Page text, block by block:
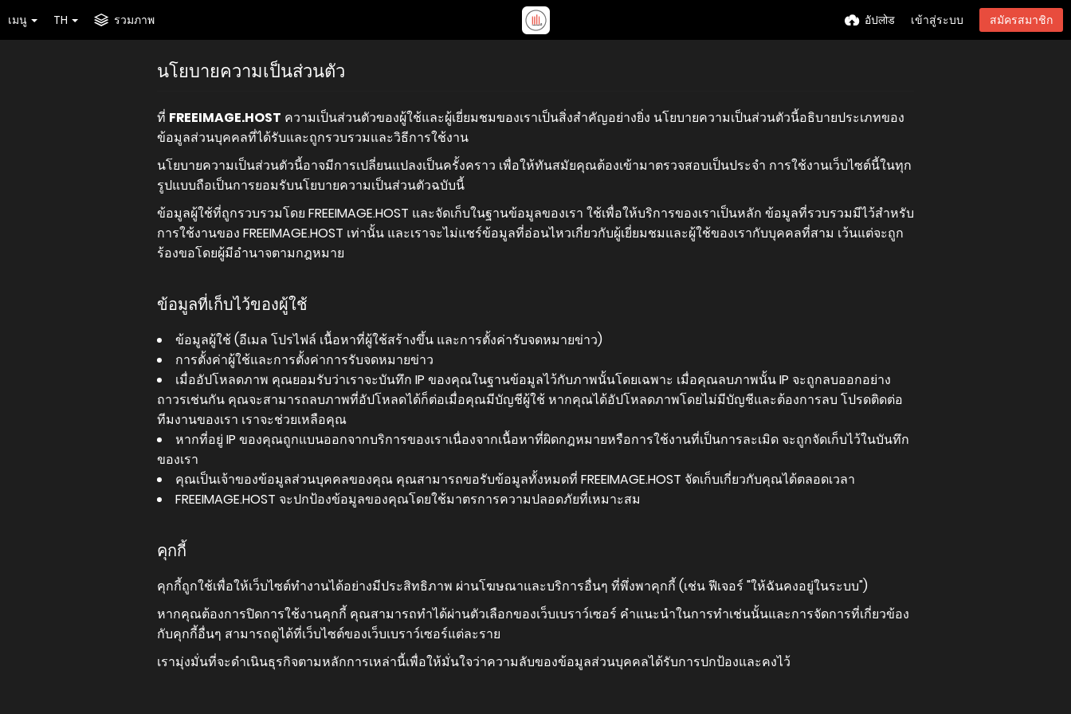
เมนู TH รวมภาพ อัปलोड เข้าสู่ระบบ สมัครสมาชิก
นโยบายความเป็นส่วนตัว
ที่ FREEIMAGE.HOST ความเป็นส่วนตัวของผู้ใช้และผู้เยี่ยมชมของเราเป็นสิ่งสำคัญอย่างยิ่ง นโยบายความเป็นส่วนตัวนี้อธิบายประเภทของ
ข้อมูลส่วนบุคคลที่ได้รับและถูกรวบรวมและวิธีการใช้งาน
นโยบายความเป็นส่วนตัวนี้อาจมีการเปลี่ยนแปลงเป็นครั้งคราว เพื่อให้ทันสมัยคุณต้องเข้ามาตรวจสอบเป็นประจำ การใช้งานเว็บไซต์นี้ในทุก
รูปแบบถือเป็นการยอมรับนโยบายความเป็นส่วนตัวฉบับนี้
ข้อมูลผู้ใช้ที่ถูกรวบรวมโดย FREEIMAGE.HOST และจัดเก็บในฐานข้อมูลของเรา ใช้เพื่อให้บริการของเราเป็นหลัก ข้อมูลที่รวบรวมมีไว้สำหรับ
การใช้งานของ FREEIMAGE.HOST เท่านั้น และเราจะไม่แชร์ข้อมูลที่อ่อนไหวเกี่ยวกับผู้เยี่ยมชมและผู้ใช้ของเรากับบุคคลที่สาม เว้นแต่จะถูก
ร้องขอโดยผู้มีอำนาจตามกฎหมาย
ข้อมูลที่เก็บไว้ของผู้ใช้
ข้อมูลผู้ใช้ (อีเมล โปรไฟล์ เนื้อหาที่ผู้ใช้สร้างขึ้น และการตั้งค่ารับจดหมายข่าว)
การตั้งค่าผู้ใช้และการตั้งค่าการรับจดหมายข่าว
เมื่ออัปโหลดภาพ คุณยอมรับว่าเราจะบันทึก IP ของคุณในฐานข้อมูลไว้กับภาพนั้นโดยเฉพาะ เมื่อคุณลบภาพนั้น IP จะถูกลบออกอย่าง
ถาวรเช่นกัน คุณจะสามารถลบภาพที่อัปโหลดได้ก็ต่อเมื่อคุณมีบัญชีผู้ใช้ หากคุณได้อัปโหลดภาพโดยไม่มีบัญชีและต้องการลบ โปรดติดต่อ
ทีมงานของเรา เราจะช่วยเหลือคุณ
หากที่อยู่ IP ของคุณถูกแบนออกจากบริการของเราเนื่องจากเนื้อหาที่ผิดกฎหมายหรือการใช้งานที่เป็นการละเมิด จะถูกจัดเก็บไว้ในบันทึก
ของเรา
คุณเป็นเจ้าของข้อมูลส่วนบุคคลของคุณ คุณสามารถขอรับข้อมูลทั้งหมดที่ FREEIMAGE.HOST จัดเก็บเกี่ยวกับคุณได้ตลอดเวลา
FREEIMAGE.HOST จะปกป้องข้อมูลของคุณโดยใช้มาตรการความปลอดภัยที่เหมาะสม
คุกกี้
คุกกี้ถูกใช้เพื่อให้เว็บไซต์ทำงานได้อย่างมีประสิทธิภาพ ผ่านโฆษณาและบริการอื่นๆ ที่พึ่งพาคุกกี้ (เช่น ฟีเจอร์ "ให้ฉันคงอยู่ในระบบ")
หากคุณต้องการปิดการใช้งานคุกกี้ คุณสามารถทำได้ผ่านตัวเลือกของเว็บเบราว์เซอร์ คำแนะนำในการทำเช่นนั้นและการจัดการที่เกี่ยวข้อง
กับคุกกี้อื่นๆ สามารถดูได้ที่เว็บไซต์ของเว็บเบราว์เซอร์แต่ละราย
เรามุ่งมั่นที่จะดำเนินธุรกิจตามหลักการเหล่านี้เพื่อให้มั่นใจว่าความลับของข้อมูลส่วนบุคคลได้รับการปกป้องและคงไว้